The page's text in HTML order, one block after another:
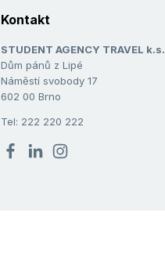
Kontakt
STUDENT AGENCY TRAVEL k.s.
Dům pánů z Lipé
Náměstí svobody 17
602 00 Brno
Tel: 222 220 222